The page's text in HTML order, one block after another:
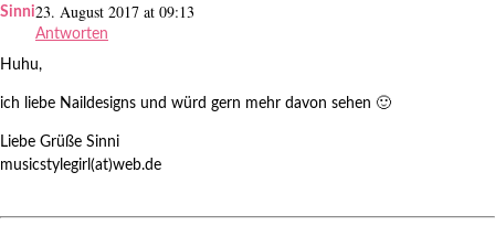
Sinni23. August 2017 at 09:13
Antworten
Huhu,
ich liebe Naildesigns und würd gern mehr davon sehen 🙂
Liebe Grüße Sinni
musicstylegirl(at)web.de